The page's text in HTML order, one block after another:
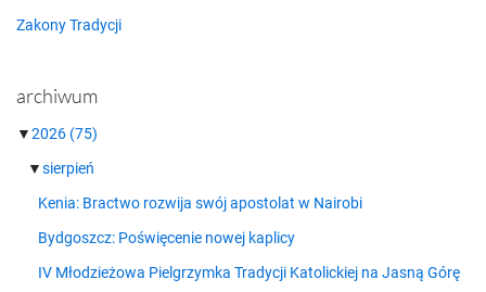
Zakony Tradycji
archiwum
▼2026 (75)
▼sierpień
Kenia: Bractwo rozwija swój apostolat w Nairobi
Bydgoszcz: Poświęcenie nowej kaplicy
IV Młodzieżowa Pielgrzymka Tradycji Katolickiej na Jasną Górę